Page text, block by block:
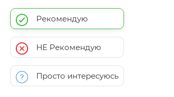
Рекомендую
НЕ Рекомендую
Просто интересуюсь